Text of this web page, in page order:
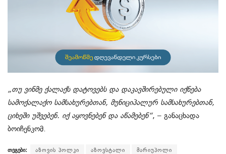
„თუ ვინმე ქალაქს დატოვებს და დაკავშირებული იქნება
სამოქალაქო სამსახურებთან, მუნიციპალურ სამსახურებთან,
ციხეში უშვებენ. იქ აყოვნებენ და აწამებენ“, – განაცხადა
ბოიჩენკომ.
თეგები: აზოვის პოლკი აზოვსტალი მარიუპოლი